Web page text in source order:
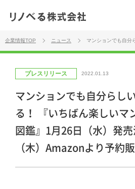
企業情報TOP ニュース マンションでも自分
プレスリリース 2022.01.13
マンションでも自分らし
る！ 『いちばん楽しいマ
図鑑』1月26日（水）発
（木）Amazonより予約